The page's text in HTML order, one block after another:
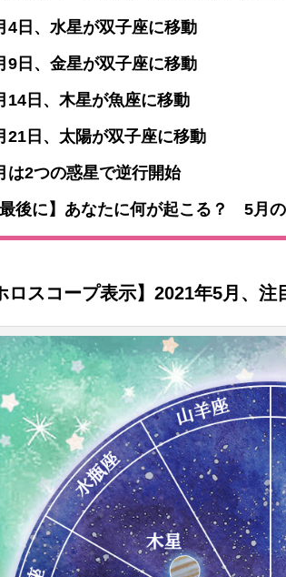
4日、水星が双子座に移動
9日、金星が双子座に移動
14日、木星が魚座に移動
21日、太陽が双子座に移動
は2つの惑星で逆行開始
最後に】あなたに何が起こる？ 5月の
ロスコープ表示】2021年5月、注